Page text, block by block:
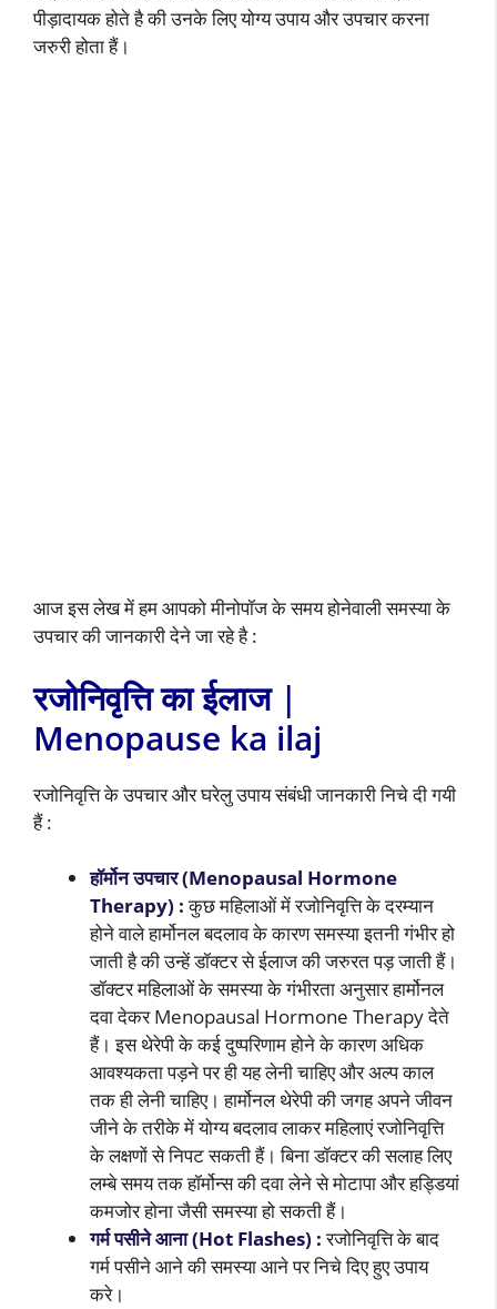
पीड़ादायक होते है की उनके लिए योग्य उपाय और उपचार करना
जरुरी होता हैं।
आज इस लेख में हम आपको मीनोपॉज के समय होनेवाली समस्या के
उपचार की जानकारी देने जा रहे है :
रजोनिवृत्ति का ईलाज |
Menopause ka ilaj
रजोनिवृत्ति के उपचार और घरेलु उपाय संबंधी जानकारी निचे दी गयी
हैं :
हॉर्मोन उपचार (Menopausal Hormone
Therapy) :कुछ महिलाओं में रजोनिवृत्ति के दरम्यान
होने वाले हार्मोनल बदलाव के कारण समस्या इतनी गंभीर हो
जाती है की उन्हें डॉक्टर से ईलाज की जरुरत पड़ जाती हैं।
डॉक्टर महिलाओं के समस्या के गंभीरता अनुसार हार्मोनल
दवा देकर Menopausal Hormone Therapy देते
हैं। इस थेरेपी के कई दुष्परिणाम होने के कारण अधिक
आवश्यकता पड़ने पर ही यह लेनी चाहिए और अल्प काल
तक ही लेनी चाहिए। हार्मोनल थेरेपी की जगह अपने जीवन
जीने के तरीके में योग्य बदलाव लाकर महिलाएं रजोनिवृत्ति
के लक्षणों से निपट सकती हैं। बिना डॉक्टर की सलाह लिए
लम्बे समय तक हॉर्मोन्स की दवा लेने से मोटापा और हड्डियां
कमजोर होना जैसी समस्या हो सकती हैं।
गर्म पसीने आना (Hot Flashes) :रजोनिवृत्ति के बाद
गर्म पसीने आने की समस्या आने पर निचे दिए हुए उपाय
करे।